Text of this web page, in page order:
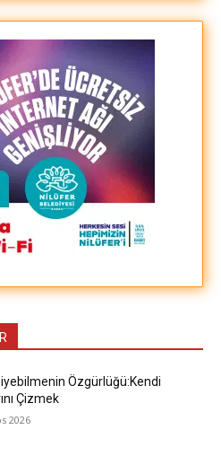
Özgürlüğü:Kendi
Çizmek
2026